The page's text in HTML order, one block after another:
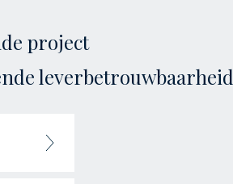
project
leverbetrouwbaarheid